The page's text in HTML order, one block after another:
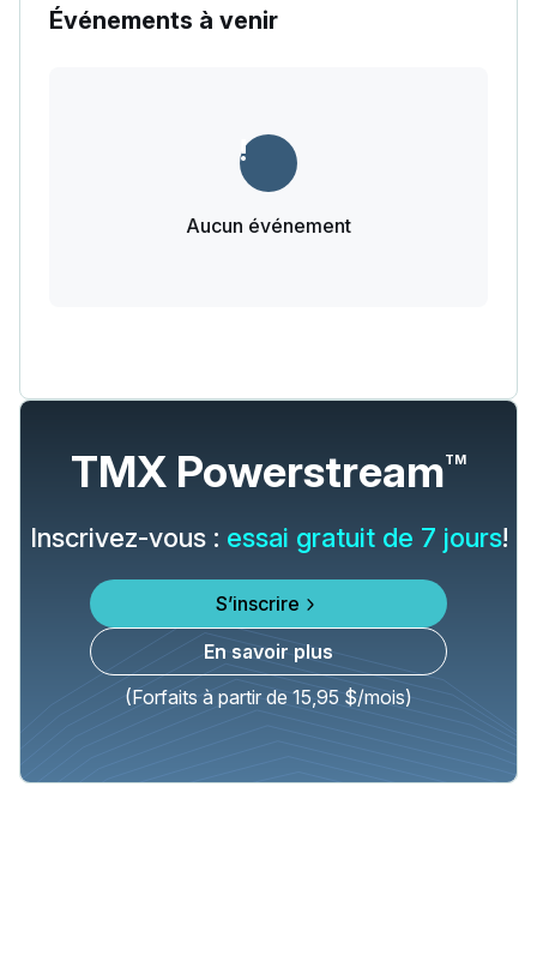
Événements à venir
Aucun événement
TMX PowerstreamTM
Inscrivez-vous : essai gratuit de 7 jours!
S’inscrire
En savoir plus
(Forfaits à partir de 15,95 $/mois)